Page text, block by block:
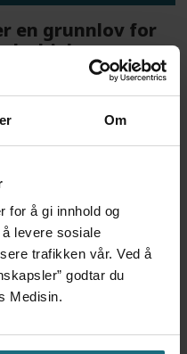
Om
for å gi innhold og
levere sosiale
trafikken vår. Ved å
godtar du
Medisin.
en grunnlov for
og
– Det er
å være
siden
på vakt i tre